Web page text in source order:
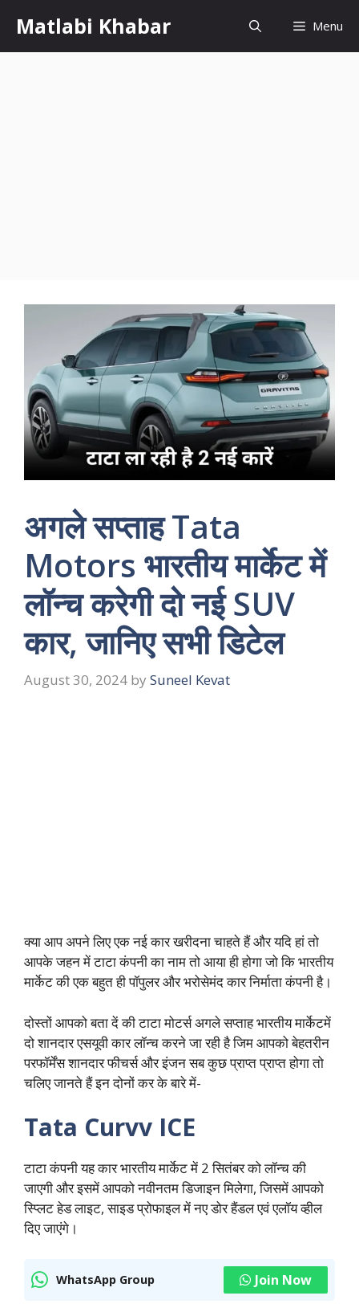
content
Matlabi Khabar Menu
अगले सप्ताह Tata
Motors भारतीय मार्केट में
लॉन्च करेगी दो नई SUV
कार, जानिए सभी डिटेल
August 30, 2024 by Suneel Kevat
क्या आप अपने लिए एक नई कार खरीदना चाहते हैं और यदि हां तो
आपके जहन में टाटा कंपनी का नाम तो आया ही होगा जो कि भारतीय
मार्केट की एक बहुत ही पॉपुलर और भरोसेमंद कार निर्माता कंपनी है।
दोस्तों आपको बता दें की टाटा मोटर्स अगले सप्ताह भारतीय मार्केटमें
दो शानदार एसयूवी कार लॉन्च करने जा रही है जिम आपको बेहतरीन
परफॉर्मेंस शानदार फीचर्स और इंजन सब कुछ प्राप्त प्राप्त होगा तो
चलिए जानते हैं इन दोनों कर के बारे में-
Tata Curvv ICE
टाटा कंपनी यह कार भारतीय मार्केट में 2 सितंबर को लॉन्च की
जाएगी और इसमें आपको नवीनतम डिजाइन मिलेगा, जिसमें आपको
स्प्लिट हेड लाइट, साइड प्रोफाइल में नए डोर हैंडल एवं एलॉय व्हील
दिए जाएंगे।
WhatsApp Group Join Now